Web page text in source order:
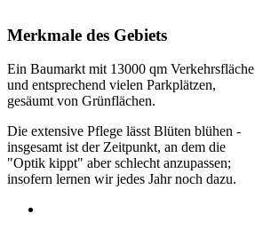
Merkmale des Gebiets
Ein Baumarkt mit 13000 qm Verkehrsfläche
und entsprechend vielen Parkplätzen,
gesäumt von Grünflächen.
Die extensive Pflege lässt Blüten blühen -
insgesamt ist der Zeitpunkt, an dem die
"Optik kippt" aber schlecht anzupassen;
insofern lernen wir jedes Jahr noch dazu.